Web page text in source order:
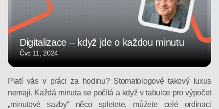
Digitalizace – když jde o každou minutu
Čvc 11, 2024
Platí vás v práci za hodinu? Stomatologové takový luxus
nemají. Každá minuta se počítá a když v tabulce pro výpočet
„minutové sazby“ něco spletete, můžete celé ordinaci